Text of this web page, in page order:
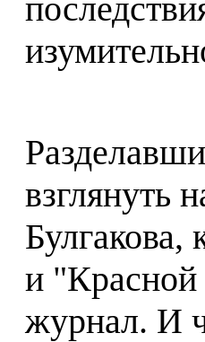
взглянуть
и "Красной
журнал. И